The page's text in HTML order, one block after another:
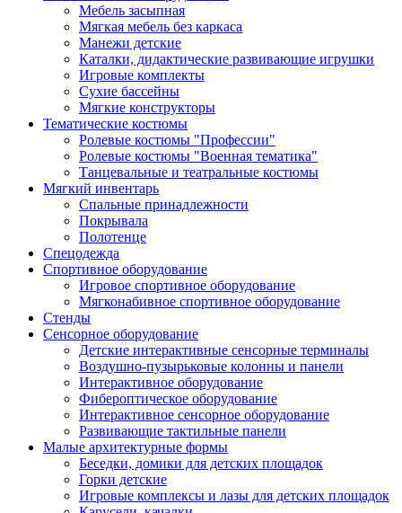
Мебель засыпная
Мягкая мебель без каркаса
Манежи детские
Каталки, дидактические развивающие игрушки
Игровые комплекты
Сухие бассейны
Мягкие конструкторы
Тематические костюмы
Ролевые костюмы "Профессии"
Ролевые костюмы "Военная тематика"
Танцевальные и театральные костюмы
Мягкий инвентарь
Спальные принадлежности
Покрывала
Полотенце
Спецодежда
Спортивное оборудование
Игровое спортивное оборудование
Мягконабивное спортивное оборудование
Стенды
Сенсорное оборудование
Детские интерактивные сенсорные терминалы
Воздушно-пузырьковые колонны и панели
Интерактивное оборудование
Фибероптическое оборудование
Интерактивное сенсорное оборудование
Развивающие тактильные панели
Малые архитектурные формы
Беседки, домики для детских площадок
Горки детские
Игровые комплексы и лазы для детских площадок